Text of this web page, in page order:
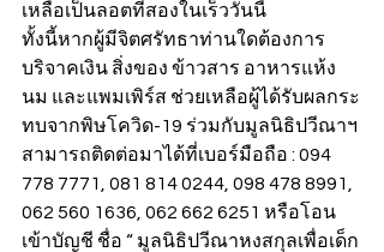
เหลือเป็นลอตที่สองในเร็ววันนี้
ทั้งนี้หากผู้มีจิตศรัทธาท่านใดต้องการ
บริจาคเงิน สิ่งของ ข้าวสาร อาหารแห้ง
นม และแพมเพิร์ส ช่วยเหลือผู้ได้รับผลกระ
ทบจากพิษโควิด-19 ร่วมกับมูลนิธิปวีณาฯ
สามารถติดต่อมาได้ที่เบอร์มือถือ : 094
778 7771, 081 814 0244, 098 478 8991,
062 560 1636, 062 662 6251 หรือโอน
เข้าบัญชี ชื่อ “ มูลนิธิปวีณาหงสกุลเพื่อเด็ก